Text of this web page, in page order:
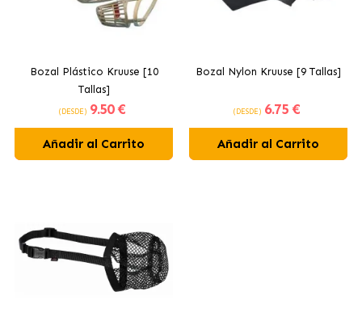
Bozal Plástico Kruuse [10
Tallas]
(DESDE) 9.50 €
Añadir al Carrito
Bozal Nylon Kruuse [9 Tallas]
(DESDE) 6.75 €
Añadir al Carrito